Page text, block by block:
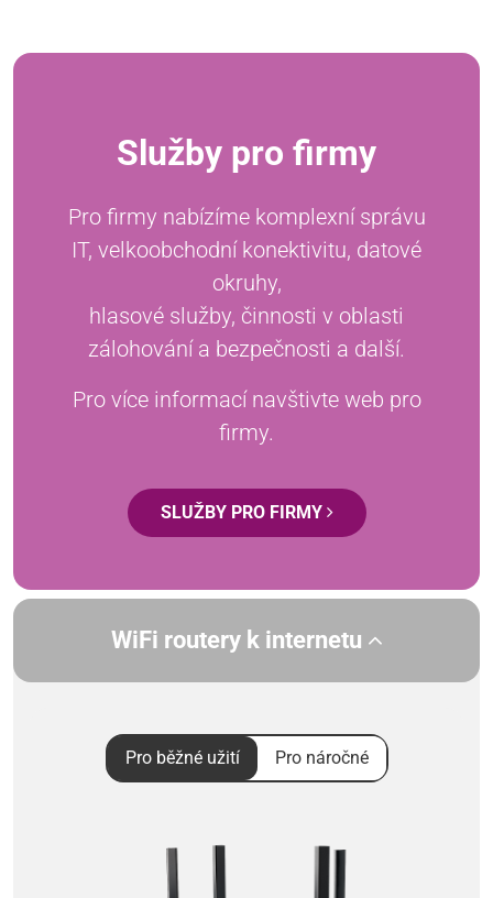
Služby pro firmy
Pro firmy nabízíme komplexní správu
IT, velkoobchodní konektivitu, datové
okruhy,
hlasové služby, činnosti v oblasti
zálohování a bezpečnosti a další.
Pro více informací navštivte web pro
firmy.
SLUŽBY PRO FIRMY
WiFi routery k internetu
Pro běžné užití Pro náročné